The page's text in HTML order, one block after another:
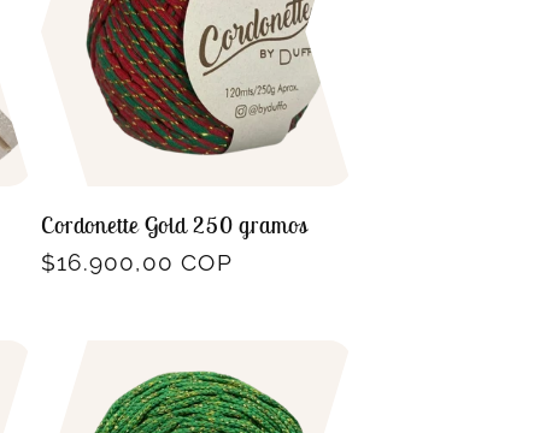
Cordonette Gold 250 gramos
Precio
$16.900,00 COP